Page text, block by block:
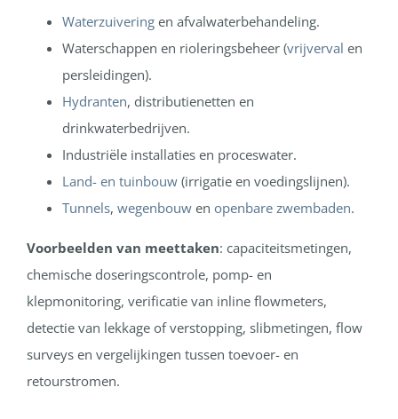
Waterzuivering en afvalwaterbehandeling.
Waterschappen en rioleringsbeheer (vrijverval en
persleidingen).
Hydranten, distributienetten en
drinkwaterbedrijven.
Industriële installaties en proceswater.
Land- en tuinbouw (irrigatie en voedingslijnen).
Tunnels, wegenbouw en openbare zwembaden.
Voorbeelden van meettaken: capaciteitsmetingen,
chemische doseringscontrole, pomp- en
klepmonitoring, verificatie van inline flowmeters,
detectie van lekkage of verstopping, slibmetingen, flow
surveys en vergelijkingen tussen toevoer- en
retourstromen.